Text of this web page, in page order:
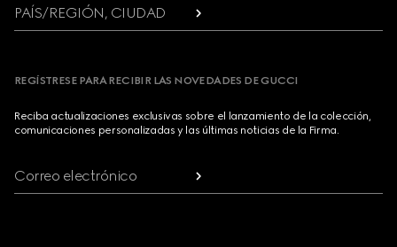
PAÍS/REGIÓN, CIUDAD
REGÍSTRESE PARA RECIBIR LAS NOVEDADES DE GUCCI
Reciba actualizaciones exclusivas sobre el lanzamiento de la colección,
comunicaciones personalizadas y las últimas noticias de la Firma.
Correo electrónico